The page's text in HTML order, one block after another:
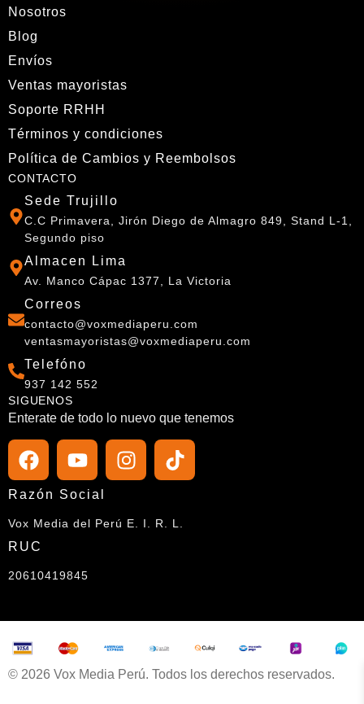
Nosotros
Blog
Envíos
Ventas mayoristas
Soporte RRHH
Términos y condiciones
Política de Cambios y Reembolsos
CONTACTO
Sede Trujillo
C.C Primavera, Jirón Diego de Almagro 849, Stand L-1,
Segundo piso
Almacen Lima
Av. Manco Cápac 1377, La Victoria
Correos
contacto@voxmediaperu.com
ventasmayoristas@voxmediaperu.com
Telefóno
937 142 552
SIGUENOS
Enterate de todo lo nuevo que tenemos
Razón Social
Vox Media del Perú E. I. R. L.
RUC
20610419845
© 2026 Vox Media Perú. Todos los derechos reservados.